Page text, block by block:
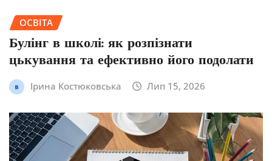
ОСВІТА
Булінг в школі: як розпізнати
цькування та ефективно його подолати
Ірина Костюковська Лип 15, 2026